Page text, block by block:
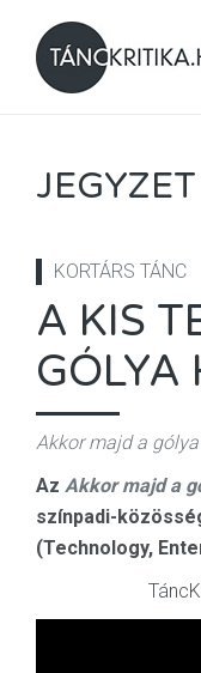
JEGYZET
KORTÁRS TÁNC
A KIS
GÓLYA
Akkor majd a gólya
Az Akkor majd a
színpadi-
(Technology,